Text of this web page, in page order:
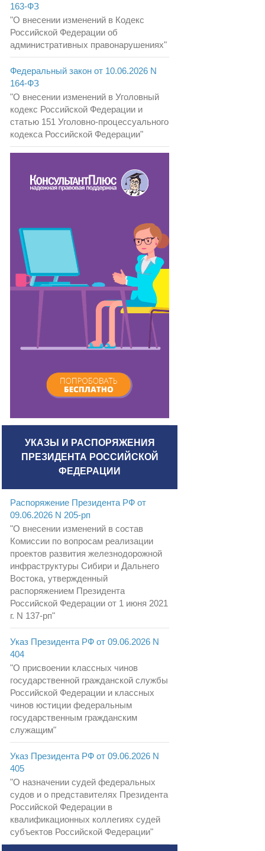
163-ФЗ
"О внесении изменений в Кодекс
Российской Федерации об
административных правонарушениях"
Федеральный закон от 10.06.2026 N
164-ФЗ
"О внесении изменений в Уголовный
кодекс Российской Федерации и
статью 151 Уголовно-процессуального
кодекса Российской Федерации"
УКАЗЫ И РАСПОРЯЖЕНИЯ
ПРЕЗИДЕНТА РОССИЙСКОЙ
ФЕДЕРАЦИИ
Распоряжение Президента РФ от
09.06.2026 N 205-рп
"О внесении изменений в состав
Комиссии по вопросам реализации
проектов развития железнодорожной
инфраструктуры Сибири и Дальнего
Востока, утвержденный
распоряжением Президента
Российской Федерации от 1 июня 2021
г. N 137-рп"
Указ Президента РФ от 09.06.2026 N
404
"О присвоении классных чинов
государственной гражданской службы
Российской Федерации и классных
чинов юстиции федеральным
государственным гражданским
служащим"
Указ Президента РФ от 09.06.2026 N
405
"О назначении судей федеральных
судов и о представителях Президента
Российской Федерации в
квалификационных коллегиях судей
субъектов Российской Федерации"